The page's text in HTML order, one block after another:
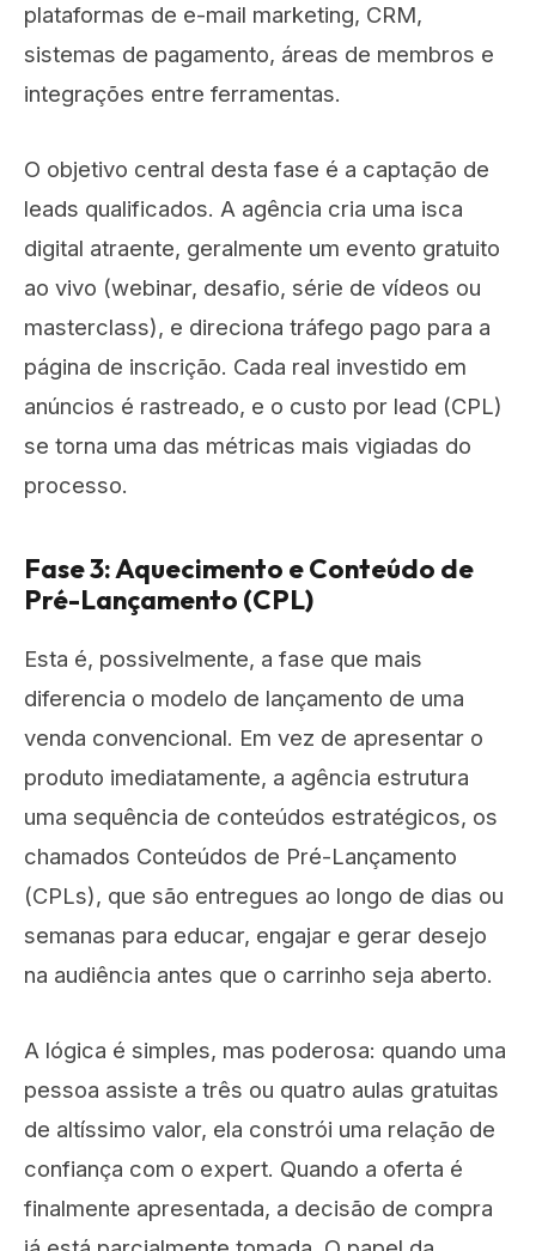
plataformas de e-mail marketing, CRM,
sistemas de pagamento, áreas de membros e
integrações entre ferramentas.
O objetivo central desta fase é a captação de
leads qualificados. A agência cria uma isca
digital atraente, geralmente um evento gratuito
ao vivo (webinar, desafio, série de vídeos ou
masterclass), e direciona tráfego pago para a
página de inscrição. Cada real investido em
anúncios é rastreado, e o custo por lead (CPL)
se torna uma das métricas mais vigiadas do
processo.
Fase 3: Aquecimento e Conteúdo de
Pré-Lançamento (CPL)
Esta é, possivelmente, a fase que mais
diferencia o modelo de lançamento de uma
venda convencional. Em vez de apresentar o
produto imediatamente, a agência estrutura
uma sequência de conteúdos estratégicos, os
chamados Conteúdos de Pré-Lançamento
(CPLs), que são entregues ao longo de dias ou
semanas para educar, engajar e gerar desejo
na audiência antes que o carrinho seja aberto.
A lógica é simples, mas poderosa: quando uma
pessoa assiste a três ou quatro aulas gratuitas
de altíssimo valor, ela constrói uma relação de
confiança com o expert. Quando a oferta é
finalmente apresentada, a decisão de compra